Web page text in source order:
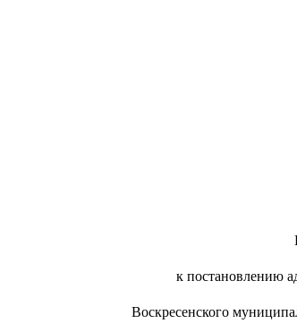
к постановлению
Воскресенского